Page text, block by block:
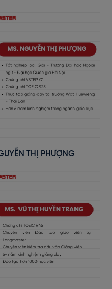
THỊ PHƯỢNG